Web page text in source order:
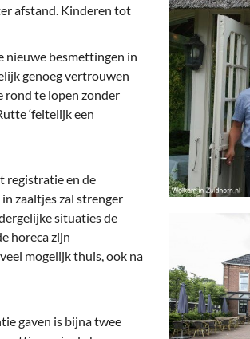
afstand. Kinderen tot
nieuwe besmettingen in
genoeg vertrouwen
rond te lopen zonder
‘feitelijk een
registratie en de
zaaltjes zal strenger
situaties de
horeca zijn
mogelijk thuis, ook na
gaven is bijna twee